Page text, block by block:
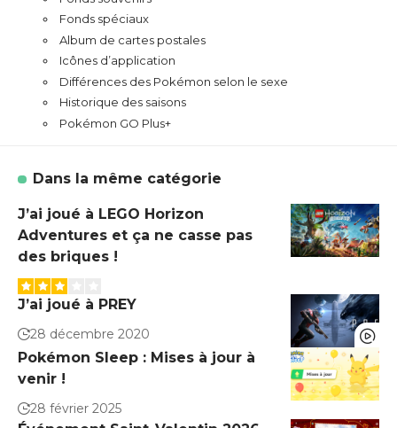
Fonds spéciaux
Album de cartes postales
Icônes d’application
Différences des Pokémon selon le sexe
Historique des saisons
Pokémon GO Plus+
Dans la même catégorie
J’ai joué à LEGO Horizon
Adventures et ça ne casse pas
des briques !
J’ai joué à PREY
28 décembre 2020
Pokémon Sleep : Mises à jour à
venir !
28 février 2025